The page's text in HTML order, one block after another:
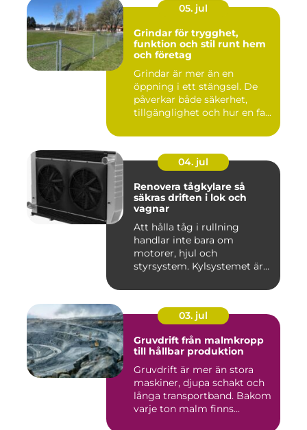
05. jul
Grindar för trygghet,
funktion och stil runt hem
och företag
Grindar är mer än en
öppning i ett stängsel. De
påverkar både säkerhet,
tillgänglighet och hur en fa...
04. jul
Renovera tågkylare så
säkras driften i lok och
vagnar
Att hålla tåg i rullning
handlar inte bara om
motorer, hjul och
styrsystem. Kylsystemet är
03. jul
Gruvdrift från malmkropp
till hållbar produktion
Gruvdrift är mer än stora
maskiner, djupa schakt och
långa transportband. Bakom
varje ton malm finns...